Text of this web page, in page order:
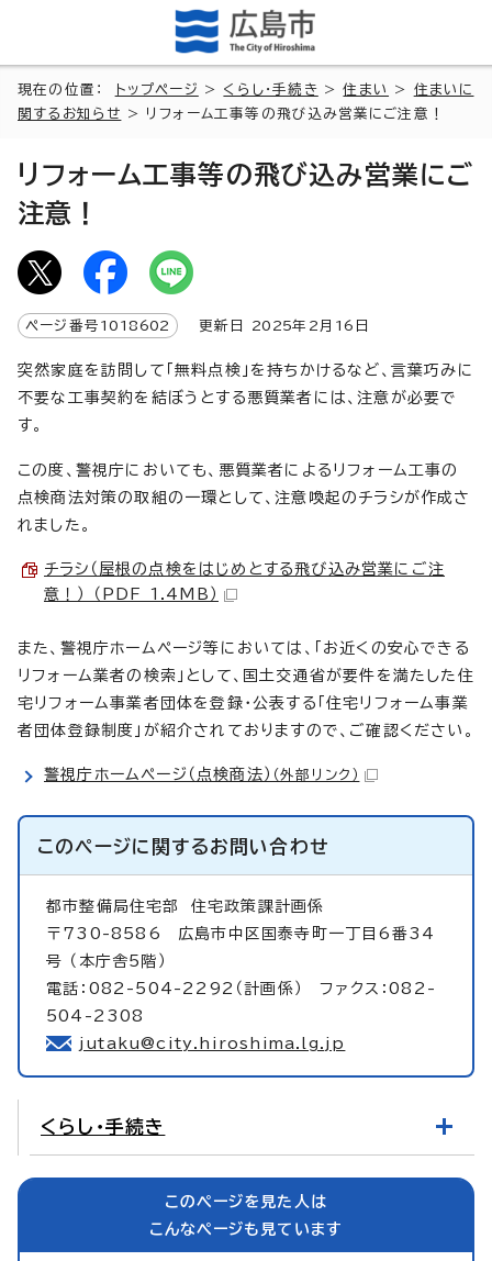
現在の位置： トップページ > くらし・手続き >住まい > 住まいに
関するお知らせ
> リフォーム工事等の飛び込み営業にご注意！
リフォーム工事等の飛び込み営業にご
注意！
ページ番号 1018602 更新日 2025年2月 16 日
突然家庭を訪問して「無料点検」を持ちかけるなど、言葉巧みに
不要な工事契約を結ぼうとする悪質業者には、注意が必要で
す。
この度、警視庁においても、悪質業者によるリフォーム工事の
点検商法対策の取組の一環として、注意喚起のチラシが作成さ
れました。
チラシ（屋根の点検をはじめとする飛び込み営業にご注
意！） （PDF 1.4MB）
また、警視庁ホームページ等においては、「お近くの安心できる
リフォーム業者の検索」として、国土交通省が要件を満たした住
宅リフォーム事業者団体を登録・公表する「住宅リフォーム事業
者団体登録制度」が紹介されておりますので、ご確認ください。
警視庁ホームページ（点検商法） （外部リンク）
このページに関するお問い合わせ
都市整備局住宅部 住宅政策課計画係
〒730-8586 広島市中区国泰寺町一丁目6番34
号 （本庁舎5階）
電話：082-504-2292（計画係） ファクス：082-
504-2308
jutaku@city.hiroshima.lg.jp
くらし・手続き
このページを見た人は
こんなページも見ています